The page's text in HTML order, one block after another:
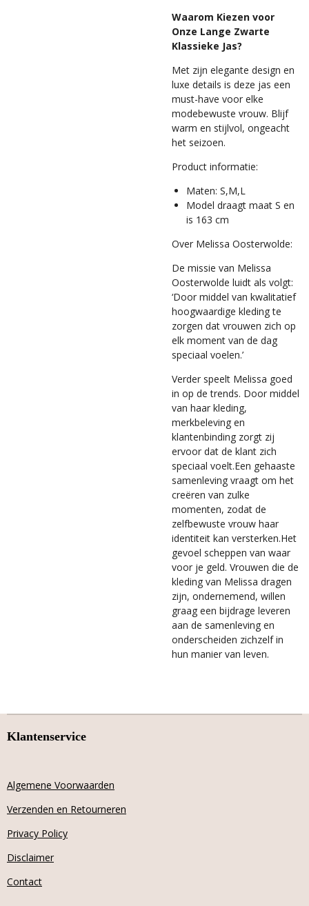
Waarom Kiezen voor
Onze Lange Zwarte
Klassieke Jas?
Met zijn elegante design en
luxe details is deze jas een
must-have voor elke
modebewuste vrouw. Blijf
warm en stijlvol, ongeacht
het seizoen.
Product informatie:
Maten: S,M,L
Model draagt maat S en
is 163 cm
Over Melissa Oosterwolde:
De missie van Melissa
Oosterwolde luidt als volgt:
‘Door middel van kwalitatief
hoogwaardige kleding te
zorgen dat vrouwen zich op
elk moment van de dag
speciaal voelen.’
Verder speelt Melissa goed
in op de trends. Door middel
van haar kleding,
merkbeleving en
klantenbinding zorgt zij
ervoor dat de klant zich
speciaal voelt.Een gehaaste
samenleving vraagt om het
creëren van zulke
momenten, zodat de
zelfbewuste vrouw haar
identiteit kan versterken.Het
gevoel scheppen van waar
voor je geld. Vrouwen die de
kleding van Melissa dragen
zijn, ondernemend, willen
graag een bijdrage leveren
aan de samenleving en
onderscheiden zichzelf in
hun manier van leven.
Klantenservice
Algemene Voorwaarden
Verzenden en Retourneren
Privacy Policy
Disclaimer
Contact